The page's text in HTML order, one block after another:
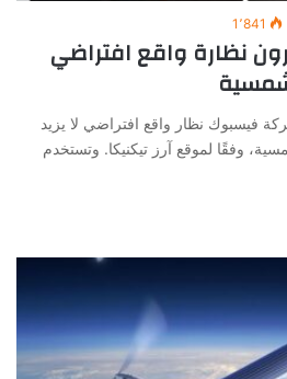
1٬841
نظارة واقع افتراضي
فيسبوك نظار واقع افتراضي لا يزيد
وفقًا لموقع آرز تيكنيكا. وتستخدم